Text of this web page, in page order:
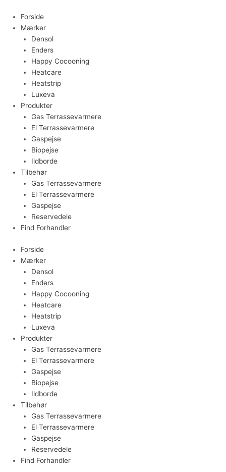
indholdet
Forside
Mærker
Densol
Enders
Happy Cocooning
Heatcare
Heatstrip
Luxeva
Produkter
Gas Terrassevarmere
El Terrassevarmere
Gaspejse
Biopejse
Ildborde
Tilbehør
Gas Terrassevarmere
El Terrassevarmere
Gaspejse
Reservedele
Find Forhandler
Forside
Mærker
Densol
Enders
Happy Cocooning
Heatcare
Heatstrip
Luxeva
Produkter
Gas Terrassevarmere
El Terrassevarmere
Gaspejse
Biopejse
Ildborde
Tilbehør
Gas Terrassevarmere
El Terrassevarmere
Gaspejse
Reservedele
Find Forhandler